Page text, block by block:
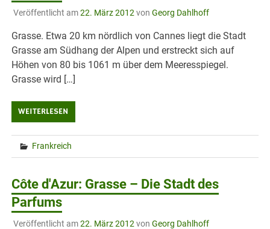
Veröffentlicht am22. März 2012von Georg Dahlhoff
Grasse. Etwa 20 km nördlich von Cannes liegt die Stadt
Grasse am Südhang der Alpen und erstreckt sich auf
Höhen von 80 bis 1061 m über dem Meeresspiegel.
Grasse wird […]
WEITERLESEN
Frankreich
Côte d'Azur: Grasse – Die Stadt des
Parfums
Veröffentlicht am22. März 2012 von Georg Dahlhoff